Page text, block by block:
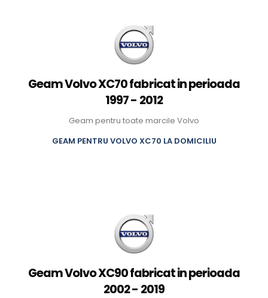
Geam Volvo XC70 fabricat in perioada
1997 - 2012
Geam pentru toate marcile Volvo
GEAM PENTRU VOLVO XC70 LA DOMICILIU
Geam Volvo XC90 fabricat in perioada
2002 - 2019